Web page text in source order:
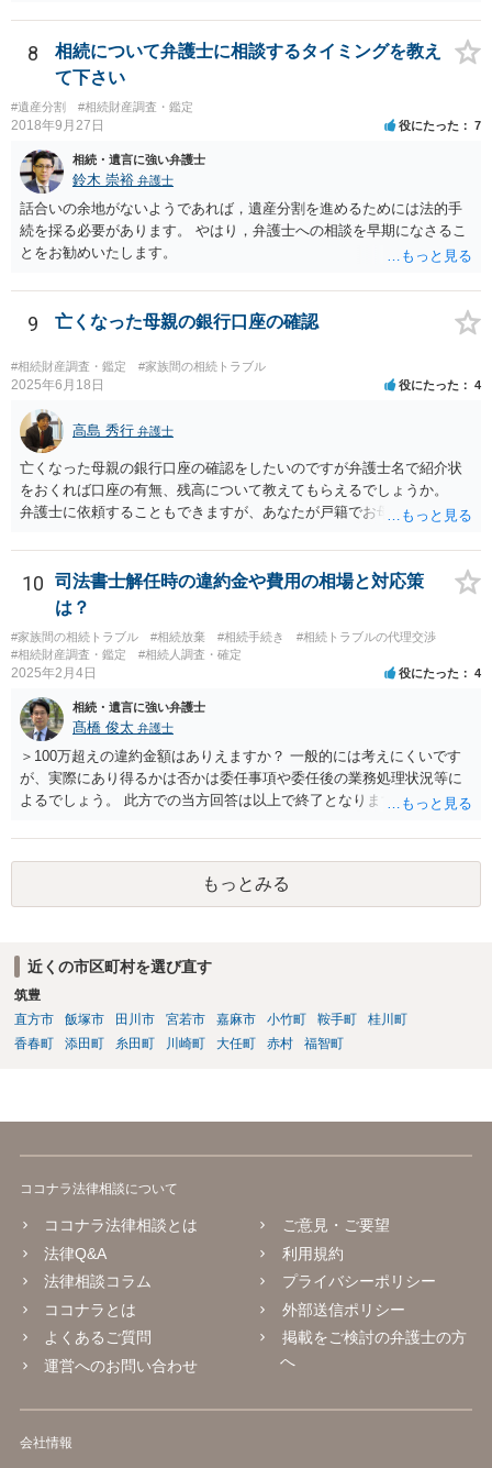
したとしても、変更されることはありません。
8
相続について弁護士に相談するタイミングを教え
て下さい
#遺産分割 #相続財産調査・鑑定
2018年9月27日 役にたった 7
相続・遺言に強い弁護士
鈴木 崇裕 弁護士
話合いの余地がないようであれば，遺産分割を進めるためには法的手
続を採る必要があります。 やはり，弁護士への相談を早期になさるこ
とをお勧めいたします。
9 亡くなった母親の銀行口座の確認
#相続財産調査・鑑定 #家族間の相続トラブル
2025年6月18日 役にたった 4
高島 秀行 弁護士
亡くなった母親の銀行口座の確認をしたいのですが弁護士名で紹介状
をおくれば口座の有無、残高について教えてもらえるでしょうか。
弁護士に依頼することもできますが、あなたが戸籍でお母さんの相続
高は教えてくれると思います。 自分ではよくわからないということ
であれば、弁護士に相談し依頼されたら良いと思います。
10
司法書士解任時の違約金や費用の相場と対応策
は？
#家族間の相続トラブル #相続放棄 #相続手続き
#相続トラブルの代理交渉
#相続財産調査・鑑定
#相続人調査・確定
2025年2月4日 役にたった 4
相続・遺言に強い弁護士
髙橋 俊太 弁護士
＞100万超えの違約金額はありえますか？ 一般的には考えにくいです
が、実際にあり得るかは否かは委任事項や委任後の業務処理状況等に
よるでしょう。 此方での当方回答は以上で終了となりますが、参考に
もっとみる
近くの市区町村を選び直す
筑豊
直方市
飯塚市 田川市 宮若市 嘉麻市 小竹町 鞍手町
桂川町
香春町
添田町 糸田町 川崎町 大任町 赤村 福智町
ココナラ法律相談について
ココナラ法律相談とは
法律Q&A
法律相談コラム
ココナラとは
よくあるご質問
運営へのお問い合わせ
ご意見・ご要望
利用規約
プライバシーポリシー
外部送信ポリシー
掲載をご検討の弁護士の方
へ
会社情報